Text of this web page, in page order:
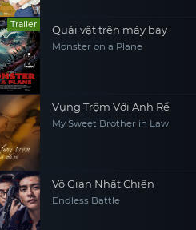
Trailer Quái vật trên máy bay
Monster on a Plane
Vụng Trộm Với Anh Rể
My Sweet Brother in Law
Vô Gian Nhất Chiến
Endless Battle